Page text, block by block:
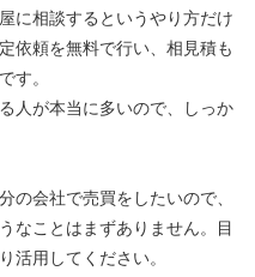
に相談するというやり方だけ
依頼を無料で行い、相見積も
す。
人が本当に多いので、しっか
の会社で売買をしたいので、
なことはまずありません。目
活用してください。